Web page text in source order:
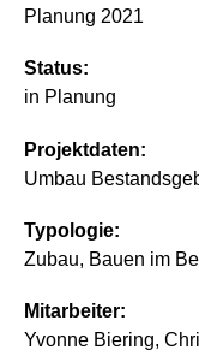
Planung 2021
Status:
in Planung
Projektdaten:
Umbau
Typologie:
Zubau, Bauen im
Mitarbeiter:
Yvonne Biering,